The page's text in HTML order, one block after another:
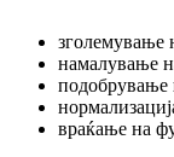
зголемување
намалување
подобрување
враќање на